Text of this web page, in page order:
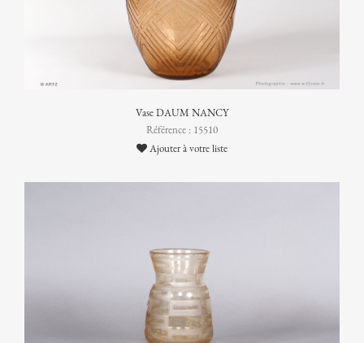
Vase DAUM NANCY
Référence : 15510
Ajouter à votre liste